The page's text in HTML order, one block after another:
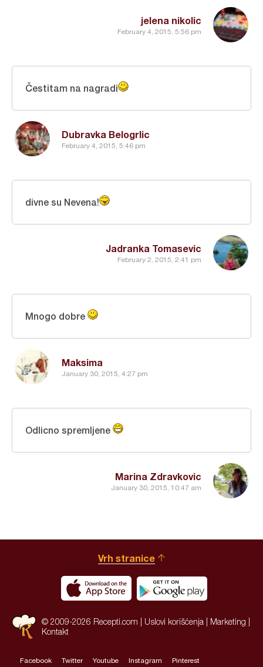
jelena nikolic
February 4, 2015, 5:56 pm
Dubravka Belogrlic
February 4, 2015, 5:46 pm
Čestitam na nagradi
Jadranka Tomasevic
February 2, 2015, 2:41 pm
divne su Nevena!
Maksima
January 30, 2015, 4:27 pm
Mnogo dobre
Marina Zdravkovic
January 30, 2015, 10:47 am
Odlicno spremljene
Vrh stranice
© 2009-2026 Recepti.com | Uslovi korišćenja Marketing
Kontakt
Facebook Twitter Youtube Instagram Pinterest